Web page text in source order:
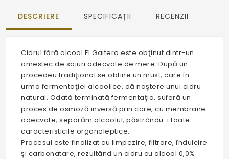
DESCRIERE SPECIFICAȚII RECENZII
Cidrul fără alcool El Gaitero este obţinut dintr-un
amestec de soiuri adecvate de mere. După un
procedeu tradiţional se obtine un must, care în
urma fermentaţiei alcoolice, dă naştere unui cidru
natural. Odată terminată fermentaţia, suferă un
proces de osmoză inversă prin care, cu membrane
adecvate, separăm alcoolul, păstrându-i toate
caracteristicile organoleptice.
Procesul este finalizat cu limpezire, filtrare, îndulcire
şi carbonatare, rezultând un cidru cu alcool 0,0%.